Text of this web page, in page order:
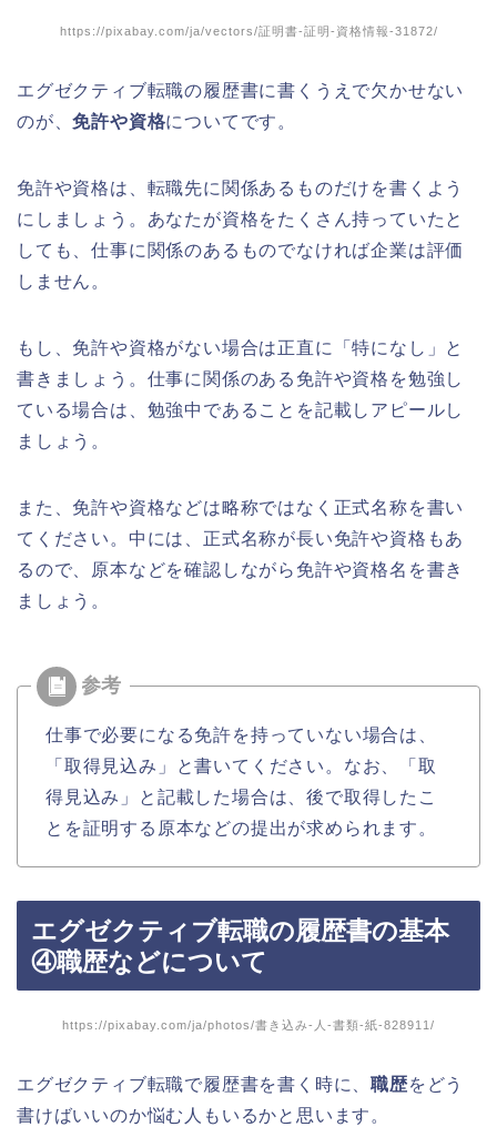
https://pixabay.com/ja/vectors/証明書-証明-資格情報-31872/
エグゼクティブ転職の履歴書に書くうえで欠かせない
のが、免許や資格についてです。
免許や資格は、転職先に関係あるものだけを書くよう
にしましょう。あなたが資格をたくさん持っていたと
しても、仕事に関係のあるものでなければ企業は評価
しません。
もし、免許や資格がない場合は正直に「特になし」と
書きましょう。仕事に関係のある免許や資格を勉強し
ている場合は、勉強中であることを記載しアピールし
ましょう。
また、免許や資格などは略称ではなく正式名称を書い
てください。中には、正式名称が長い免許や資格もあ
るので、原本などを確認しながら免許や資格名を書き
ましょう。
仕事で必要になる免許を持っていない場合は、
「取得見込み」と書いてください。なお、「取
得見込み」と記載した場合は、後で取得したこ
とを証明する原本などの提出が求められます。
エグゼクティブ転職の履歴書の基本
④職歴などについて
https://pixabay.com/ja/photos/書き込み-人-書類-紙-828911/
エグゼクティブ転職で履歴書を書く時に、職歴をどう
書けばいいのか悩む人もいるかと思います。